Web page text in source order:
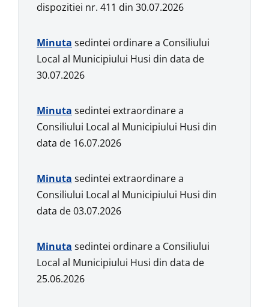
dispozitiei nr. 411 din 30.07.2026
Minuta sedintei ordinare a Consiliului
Local al Municipiului Husi din data de
30.07.2026
Minuta sedintei extraordinare a
Consiliului Local al Municipiului Husi din
data de 16.07.2026
Minuta sedintei extraordinare a
Consiliului Local al Municipiului Husi din
data de 03.07.2026
Minuta sedintei ordinare a Consiliului
Local al Municipiului Husi din data de
25.06.2026